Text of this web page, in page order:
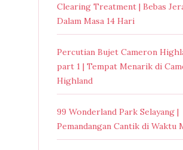
Clearing Treatment | Bebas
Dalam Masa 14 Hari
Percutian Bujet Cameron
part 1 | Tempat Menarik di
Highland
99 Wonderland Park Selayang |
Pemandangan Cantik di Waktu